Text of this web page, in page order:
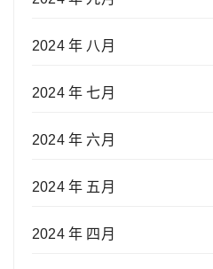
2024 年 八月
2024 年 七月
2024 年 六月
2024 年 五月
2024 年 四月